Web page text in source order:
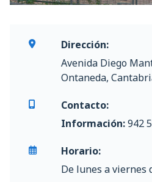
Dirección:
Avenida Diego
Ontaneda,
Contacto:
Información:942
Horario:
De lunes a viernes